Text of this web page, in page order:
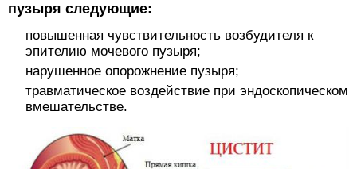
пузыря следующие:
повышенная чувствительность возбудителя к
эпителию мочевого пузыря;
нарушенное опорожнение пузыря;
травматическое воздействие при эндоскопическом
вмешательстве.